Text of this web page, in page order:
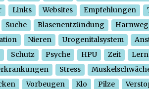
Links Websites Empfehlungen
Suche Blasenentzündung
Nieren Urogenitalsystem
Schutz Psyche HPU Zeit
Stress
Vorbeugen Klo Pilze